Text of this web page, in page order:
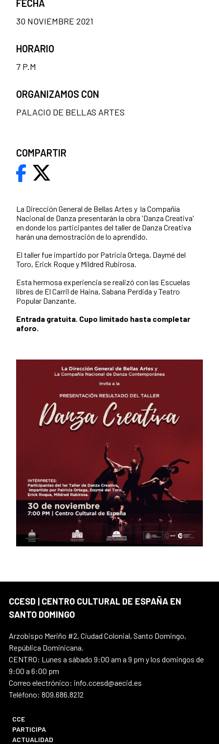
La Dirección General de Bellas Artes y la Compañía
Nacional de Danza presentarán la obra 'Danza Creativa'
en donde los participantes del taller de Danza Creativa
harán una demostración de lo aprendido.
El taller fue impartido por Patricia Ortega, Daymé del
Toro, Erick Roque y Mildred Rubirosa.
Esta hermosa experiencia se realizó con las Escuelas
libres de El Carril de Haina, Sabana Perdida y Teatro
Popular Danzante.
Entrada gratuita. Cupo limitado hasta completar
aforo.
FECHA
30 NOVIEMBRE 2021
HORARIO
7 P.M
ORGANIZAMOS CON
PALACIO DE BELLAS ARTES
COMPARTIR
CCESD | CENTRO CULTURAL DE ESPAÑA EN
SANTO DOMINGO
Arzobispo Meriño #2, Ciudad Colonial, Santo Domingo,
República Dominicana.
CENTRO: Lunes a sábado 9:00 am a 9 pm y los domingos de
9:00 a 6:00 pm
Correo electrónico: info.ccesd@aecid.es
Teléfono: 809.686.8212
CCE
PARTICIPA
ACTUALIDAD